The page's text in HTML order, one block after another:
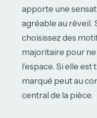
apporte une
agréable au réveil.
choisissez des
majoritaire pour
l’espace. Si elle
marqué peut au
central de la pièce.